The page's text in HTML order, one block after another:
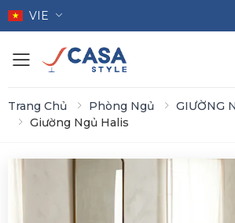
VIE
Toggle mobile menu
Trang Chủ Phòng Ngủ
GIƯỜNG
Giường Ngủ Halis